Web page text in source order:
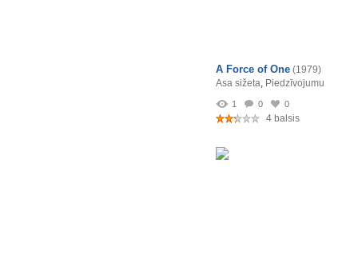
A Force of One (1979)
Asa sižeta, Piedzīvojumu
1 0 0
4 balsis